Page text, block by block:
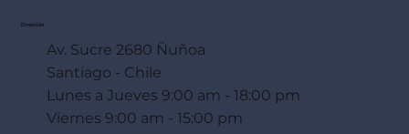
Dirección
Av. Sucre 2680 Ñuñoa
Santiago - Chile
Lunes a Jueves 9:00 am - 18:00 pm
Viernes 9:00 am - 15:00 pm